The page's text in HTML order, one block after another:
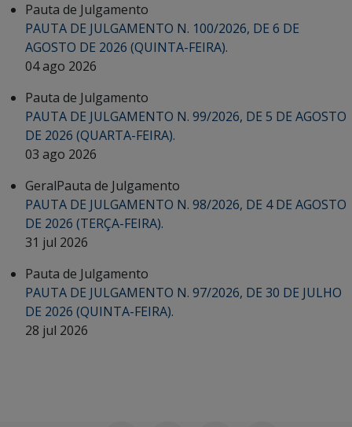
Pauta de Julgamento
PAUTA DE JULGAMENTO N. 100/2026, DE 6 DE
AGOSTO DE 2026 (QUINTA-FEIRA).
04 ago 2026
Pauta de Julgamento
PAUTA DE JULGAMENTO N. 99/2026, DE 5 DE AGOSTO
DE 2026 (QUARTA-FEIRA).
03 ago 2026
GeralPauta de Julgamento
PAUTA DE JULGAMENTO N. 98/2026, DE 4 DE AGOSTO
DE 2026 (TERÇA-FEIRA).
31 jul 2026
Pauta de Julgamento
PAUTA DE JULGAMENTO N. 97/2026, DE 30 DE JULHO
DE 2026 (QUINTA-FEIRA).
28 jul 2026